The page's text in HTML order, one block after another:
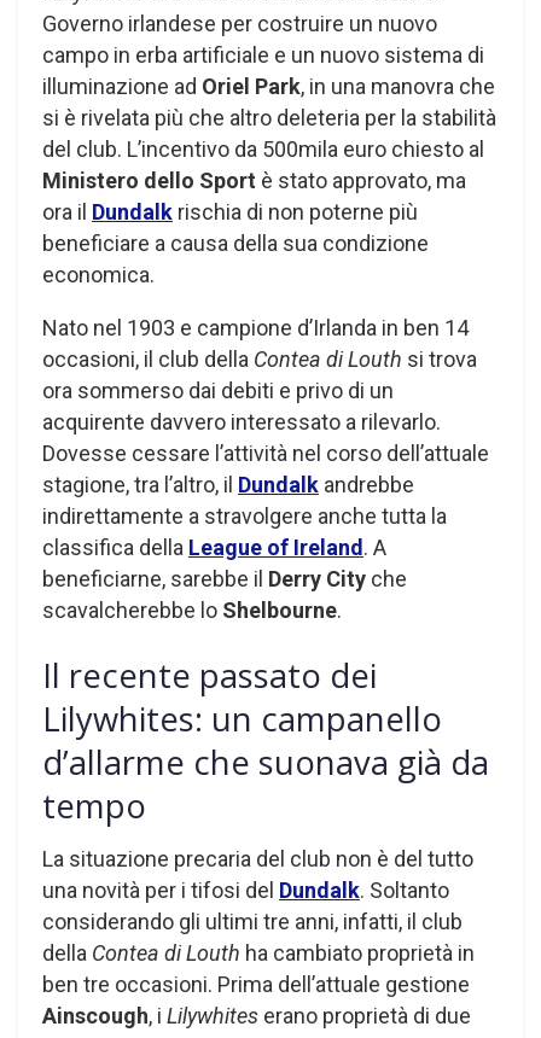
Governo irlandese per costruire un nuovo
campo in erba artificiale e un nuovo sistema di
illuminazione ad Oriel Park, in una manovra che
si è rivelata più che altro deleteria per la stabilità
del club. L’incentivo da 500mila euro chiesto al
Ministero dello Sport è stato approvato, ma
ora il Dundalk rischia di non poterne più
beneficiare a causa della sua condizione
economica.
Nato nel 1903 e campione d’Irlanda in ben 14
occasioni, il club della Contea di Louth si trova
ora sommerso dai debiti e privo di un
acquirente davvero interessato a rilevarlo.
Dovesse cessare l’attività nel corso dell’attuale
stagione, tra l’altro, il Dundalk andrebbe
indirettamente a stravolgere anche tutta la
classifica della League of Ireland . A
beneficiarne, sarebbe il Derry City che
scavalcherebbe lo Shelbourne.
Il recente passato dei
Lilywhites: un campanello
d’allarme che suonava già da
tempo
La situazione precaria del club non è del tutto
una novità per i tifosi del Dundalk. Soltanto
considerando gli ultimi tre anni, infatti, il club
della Contea di Louth ha cambiato proprietà in
ben tre occasioni. Prima dell’attuale gestione
Ainscough, i Lilywhites erano proprietà di due